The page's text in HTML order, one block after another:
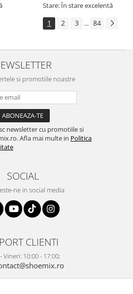
Stare: În stare excelentă
1 2 3 ... 84
si promotiile noastre
newsletter cu promotiile si
Afla mai multe in Politica
SOCIAL
ne in social media
CLIENTI
Vineri: 10:00 - 17:00;